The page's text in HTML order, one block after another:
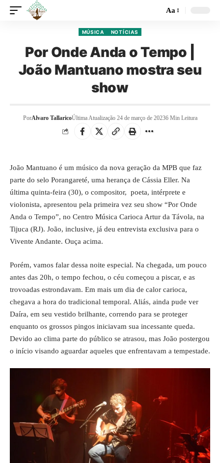
Aa
MÚSICA NOTÍCIAS
Por Onde Anda o Tempo |
João Mantuano mostra seu
show
PorAlvaro TallaricoÚltima Atualização 24 de março de 20236 Min Leitura
João Mantuano é um músico da nova geração da MPB que faz
parte do selo Porangareté, uma herança de Cássia Eller. Na
última quinta-feira (30), o compositor, poeta, intérprete e
violonista, apresentou pela primeira vez seu show “Por Onde
Anda o Tempo”, no Centro Música Carioca Artur da Távola, na
Tijuca (RJ). João, inclusive, já deu entrevista exclusiva para o
Vivente Andante. Ouça acima.
Porém, vamos falar dessa noite especial. Na chegada, um pouco
antes das 20h, o tempo fechou, o céu começou a piscar, e as
trovoadas estrondavam. Em mais um dia de calor carioca,
chegava a hora do tradicional temporal. Aliás, ainda pude ver
Daíra, em seu vestido brilhante, correndo para se proteger
enquanto os grossos pingos iniciavam sua incessante queda.
Devido ao clima parte do público se atrasou, mas João postergou
o início visando aguardar aqueles que enfrentavam a tempestade.